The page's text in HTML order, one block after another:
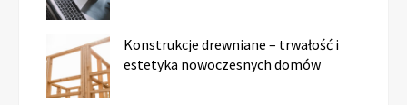
Konstrukcje drewniane – trwałość i
estetyka nowoczesnych domów